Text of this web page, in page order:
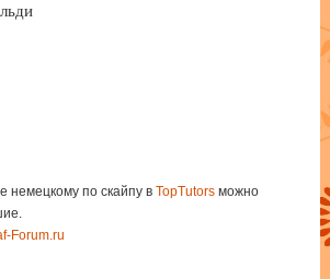
немецкому по скайпу в TopTutorsможно
Forum.ru